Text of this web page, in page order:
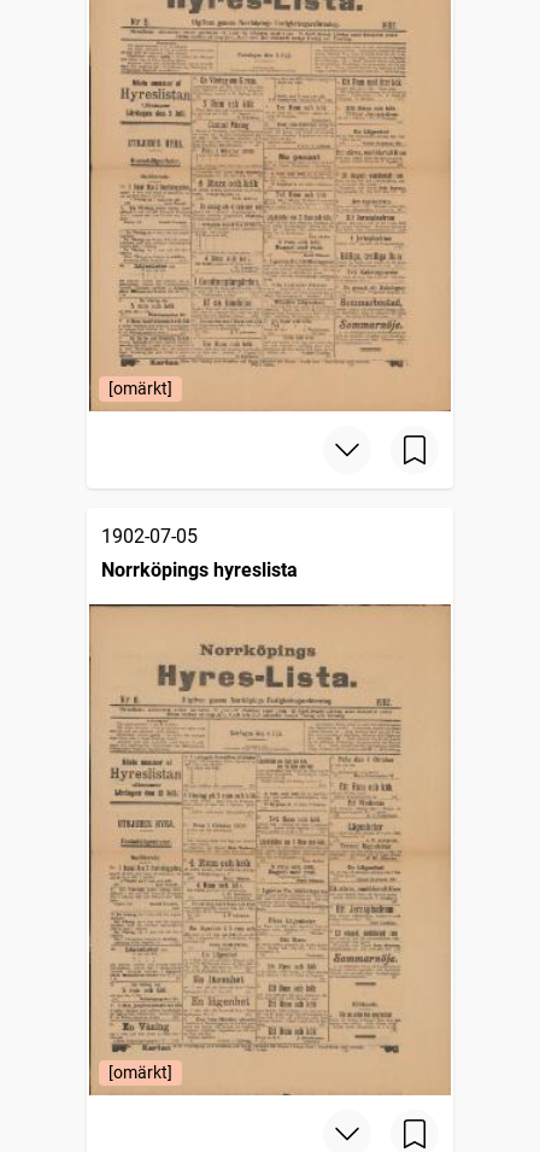
[omärkt]
1902-07-05
Norrköpings hyreslista
[omärkt]